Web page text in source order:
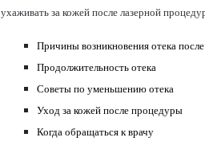
ухаживать за кожей после лазерной
Причины возникновения отека после
Продолжительность отека
Советы по уменьшению отека
Уход за кожей после процедуры
Когда обращаться к врачу